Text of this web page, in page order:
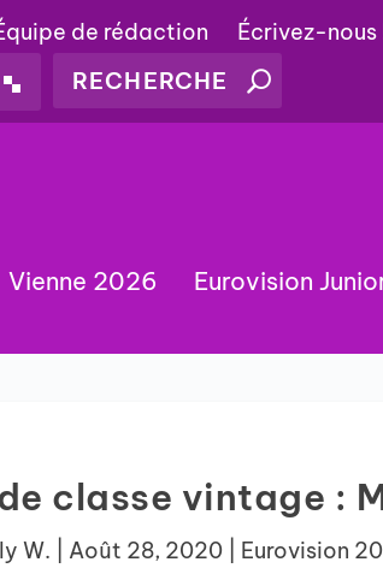
de rédaction Écrivez-nous
Vienne 2026 Eurovision
classe vintage :
W. Août 28, 2020 Eurovision